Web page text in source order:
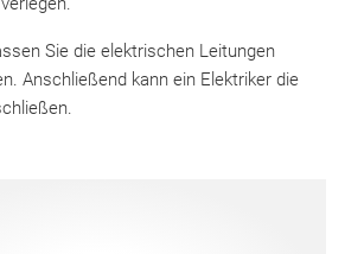
Sie die elektrischen Leitungen
Anschließend kann ein Elektriker die